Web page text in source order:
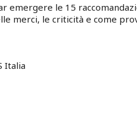
emergere le 15
merci, le criticità e come
Italia